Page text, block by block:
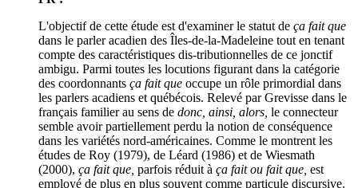
L'objectif de cette étude est d'examiner le statut de ça fait que
dans le parler acadien des Îles-de-la-Madeleine tout en tenant
compte des caractéristiques dis-tributionnelles de ce jonctif
ambigu. Parmi toutes les locutions figurant dans la catégorie
des coordonnants ça fait que occupe un rôle primordial dans
les parlers acadiens et québécois. Relevé par Grevisse dans le
français familier au sens de donc, ainsi, alors, le connecteur
semble avoir partiellement perdu la notion de conséquence
dans les variétés nord-américaines. Comme le montrent les
études de Roy (1979), de Léard (1986) et de Wiesmath
(2000), ça fait que, parfois réduit à ça fait ou fait que, est
employé de plus en plus souvent comme particule discursive.